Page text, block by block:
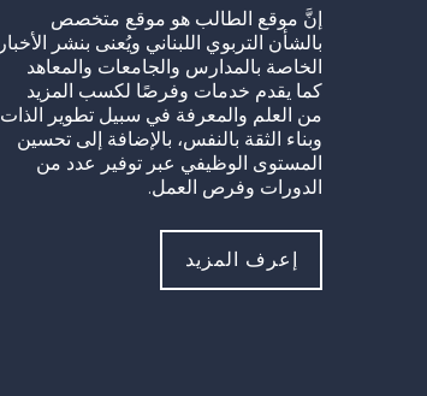
إنَّ موقع الطالب هو موقع متخصص
بالشأن التربوي اللبناني ويُعنى بنشر الأخبار
الخاصة بالمدارس والجامعات والمعاهد
كما يقدم خدمات وفرصًا لكسب المزيد
من العلم والمعرفة في سبيل تطوير الذات
وبناء الثقة بالنفس، بالإضافة إلى تحسين
المستوى الوظيفي عبر توفير عدد من
الدورات وفرص العمل.
إعرف المزيد